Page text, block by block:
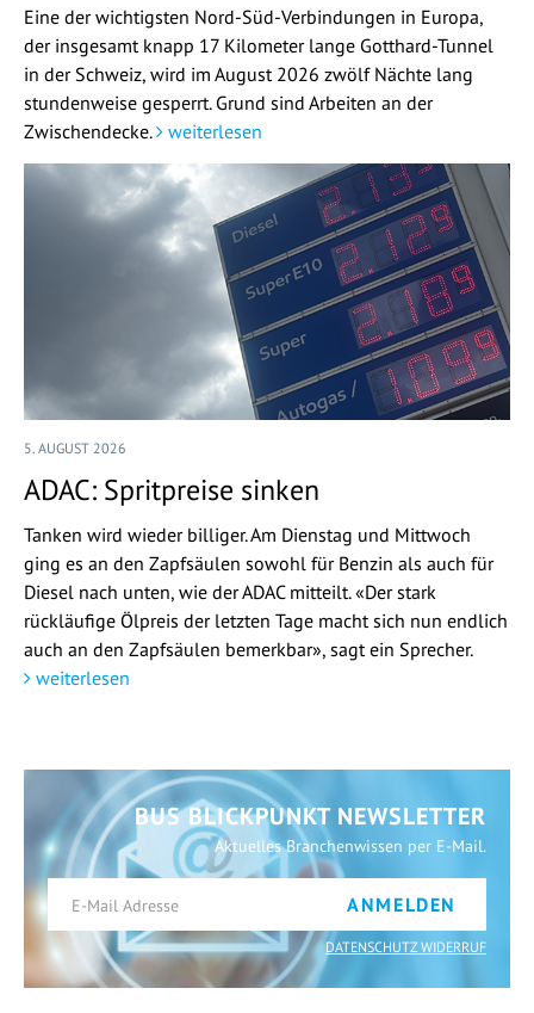
Eine der wichtigsten Nord-Süd-Verbindungen in Europa,
der insgesamt knapp 17 Kilometer lange Gotthard-Tunnel
in der Schweiz, wird im August 2026 zwölf Nächte lang
stundenweise gesperrt. Grund sind Arbeiten an der
Zwischendecke.
weiterlesen
5. AUGUST 2026
ADAC: Spritpreise sinken
Tanken wird wieder billiger. Am Dienstag und Mittwoch
ging es an den Zapfsäulen sowohl für Benzin als auch für
Diesel nach unten, wie der ADAC mitteilt. «Der stark
rückläufige Ölpreis der letzten Tage macht sich nun endlich
auch an den Zapfsäulen bemerkbar», sagt ein Sprecher.
weiterlesen
BUS BLICKPUNKT NEWSLETTER
Aktuelles Branchenwissen per E-Mail.
ANMELDEN
DATENSCHUTZ WIDERRUF